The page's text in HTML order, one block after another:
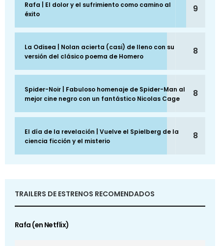
Rafa | El dolor y el sufrimiento como camino al
éxito
9
La Odisea | Nolan acierta (casi) de lleno con su
versión del clásico poema de Homero
8
Spider-Noir | Fabuloso homenaje de Spider-Man al
mejor cine negro con un fantástico Nicolas Cage
8
El día de la revelación | Vuelve el Spielberg de la
ciencia ficción y el misterio
8
TRAILERS DE ESTRENOS RECOMENDADOS
Rafa (en Netflix)